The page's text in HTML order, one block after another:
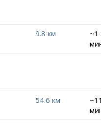
9.8 км
~1
54.6 км